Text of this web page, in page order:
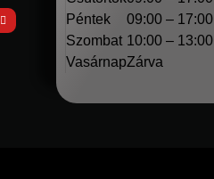
Péntek
09:00 – 17:00
Szombat 10:00 – 13:00
VasárnapZárva